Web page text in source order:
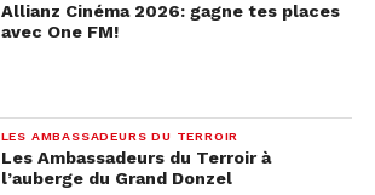
Allianz Cinéma 2026: gagne tes places
avec One FM!
LES AMBASSADEURS DU TERROIR
Les Ambassadeurs du Terroir à
l’auberge du Grand Donzel